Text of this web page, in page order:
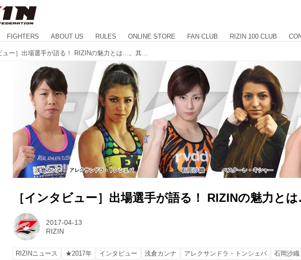
FIGHTERS ABOUT US RULES ONLINE STORE FAN CLUB RIZIN 100 CLUB
［インタビュー］出場選手が語る！ RIZINの魅力と
2017-04-13
RIZIN
RIZINニュース ★2017年 インタビュー 浅倉カンナ アレクサンドラ・トンシェバ
石岡沙織